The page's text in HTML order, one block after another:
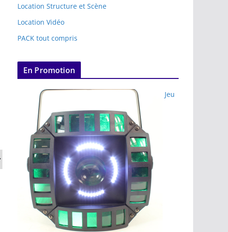
Location Structure et Scène
Location Vidéo
PACK tout compris
En Promotion
Jeu